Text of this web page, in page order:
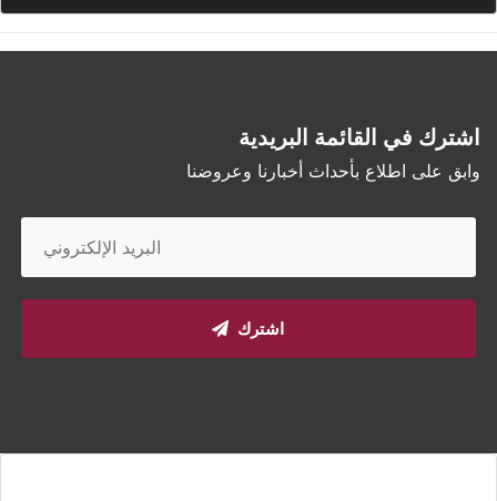
اشترك في القائمة البريدية
وابق على اطلاع بأحداث أخبارنا وعروضنا
اشترك